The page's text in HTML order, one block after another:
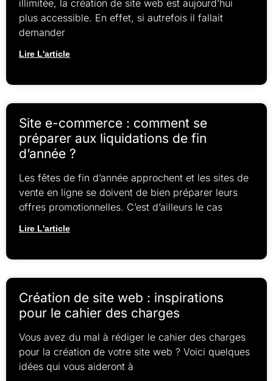
illimitée, la création de site web est aujourd’hui
plus accessible. En effet, si autrefois il fallait
demander
Lire L'article
Site e-commerce : comment se
préparer aux liquidations de fin
d’année ?
Les fêtes de fin d’année approchent et les sites de
vente en ligne se doivent de bien préparer leurs
offres promotionnelles. C’est d’ailleurs le cas
Lire L'article
Création de site web : inspirations
pour le cahier des charges
Vous avez du mal à rédiger le cahier des charges
pour la création de votre site web ? Voici quelques
idées qui vous aideront à